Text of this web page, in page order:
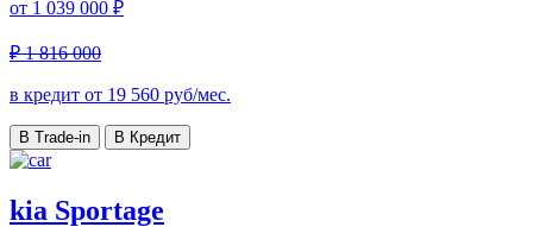
от 1 039 000 ₽
₽ 1 816 000
в кредит от 19 560 руб/мес.
В Trade-in В Кредит
kia Sportage